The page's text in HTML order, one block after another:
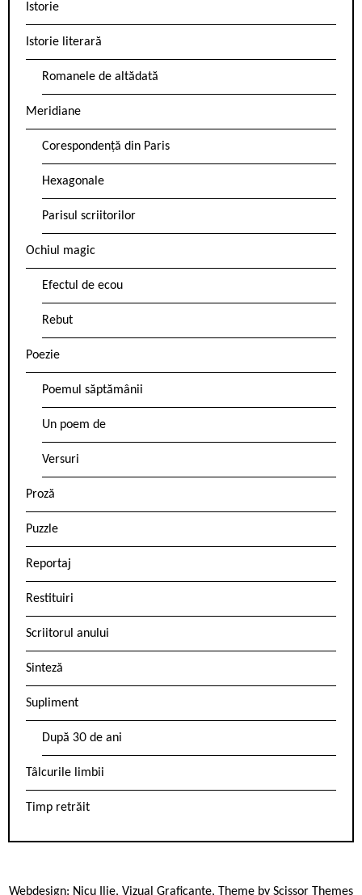
Istorie
Istorie literară
Romanele de altădată
Meridiane
Corespondență din Paris
Hexagonale
Parisul scriitorilor
Ochiul magic
Efectul de ecou
Rebut
Poezie
Poemul săptămânii
Un poem de
Versuri
Proză
Puzzle
Reportaj
Restituiri
Scriitorul anului
Sinteză
Supliment
După 30 de ani
Tâlcurile limbii
Timp retrăit
Webdesign: Nicu Ilie, Vizual Graficante, Theme by Scissor Themes